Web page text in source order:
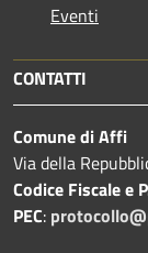
Eventi
CONTATTI
Comune di Affi
Via della
Codice Fiscale e
PEC: